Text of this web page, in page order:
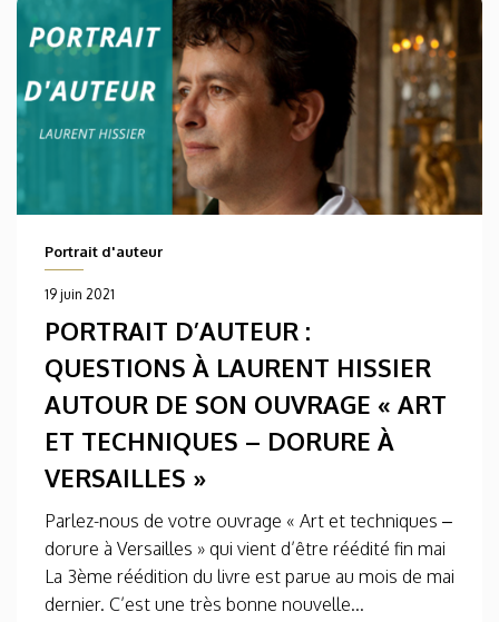
Portrait d'auteur
19 juin 2021
PORTRAIT D’AUTEUR :
QUESTIONS À LAURENT HISSIER
AUTOUR DE SON OUVRAGE « ART
ET TECHNIQUES – DORURE À
VERSAILLES »
Parlez-nous de votre ouvrage « Art et techniques –
dorure à Versailles » qui vient d’être réédité fin mai
La 3ème réédition du livre est parue au mois de mai
dernier. C’est une très bonne nouvelle...